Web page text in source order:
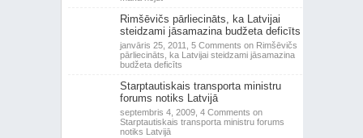
Rimšēvičs pārliecināts, ka Latvijai
steidzami jāsamazina budžeta deficīts
janvāris 25, 2011, 5 Comments on Rimšēvičs
pārliecināts, ka Latvijai steidzami jāsamazina
budžeta deficīts
Starptautiskais transporta ministru
forums notiks Latvijā
septembris 4, 2009, 4 Comments on
Starptautiskais transporta ministru forums
notiks Latvijā